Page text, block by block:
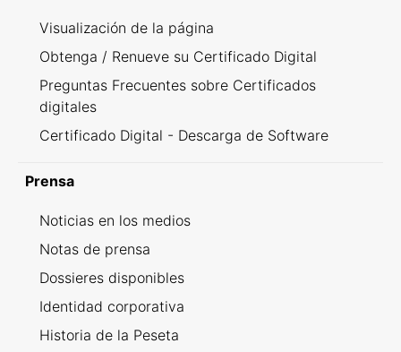
Visualización de la página
Obtenga / Renueve su Certificado Digital
Preguntas Frecuentes sobre Certificados
digitales
Certificado Digital - Descarga de Software
Prensa
Noticias en los medios
Notas de prensa
Dossieres disponibles
Identidad corporativa
Historia de la Peseta